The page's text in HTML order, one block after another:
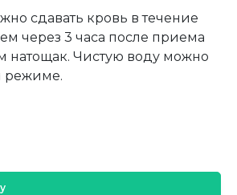
сдавать кровь в течение
через 3 часа после приема
натощак. Чистую воду можно
режиме.